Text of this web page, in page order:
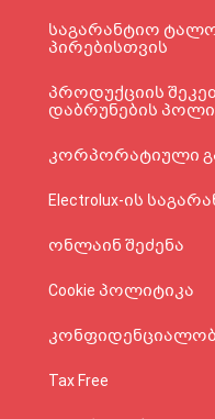
საგარანტიო
პირებისთვის
პროდუქციის
დაბრუნების
კორპორატიული
Electrolux-ის
ონლაინ შეძენა
Cookie პოლიტიკა
Tax Free